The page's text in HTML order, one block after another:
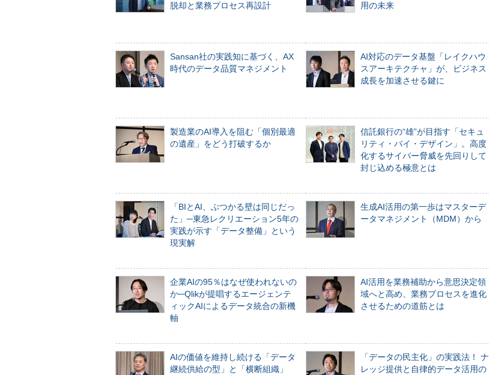
脱却と業務プロセス再設計
用の未来
Sansan社の実践知に基づく、AX
時代のデータ品質マネジメント
AI対応のデータ基盤「レイクハウ
スアーキテクチャ」が、ビジネス
成長を加速させる鍵に
製造業のAI導入を阻む「個別最適
の遺産」をどう打破するか
信託銀行の“雄”が目指す「セキュ
リティ・バイ・デザイン」。高度
化するサイバー脅威を先回りして
封じ込める極意とは
「BIとAI、ぶつかる壁は同じだっ
た」─東急レクリエーション5年の
実践が示す「データ整備」という
現実解
生成AI活用の第一歩はマスターデ
ータマネジメント（MDM）から
企業AIの95％はなぜ使われないの
か─Qlikが提唱するエージェンテ
ィックAIによるデータ統合の新機
軸
AI活用を業務補助から意思決定領
域へと高め、業務プロセスを進化
させるための道筋とは
AIの価値を維持し続ける「データ
継続供給の型」と「横断組織」
「データの民主化」の実践法！ ナ
レッジ提供と自律的データ活用の